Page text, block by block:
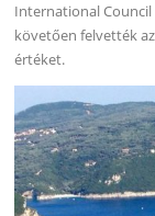
International
követően felvették
értéket.